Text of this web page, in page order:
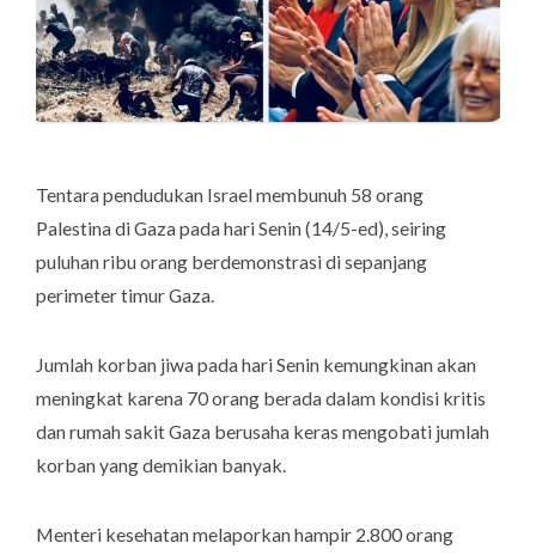
Tentara pendudukan Israel membunuh 58 orang
Palestina di Gaza pada hari Senin (14/5-ed), seiring
puluhan ribu orang berdemonstrasi di sepanjang
perimeter timur Gaza.
Jumlah korban jiwa pada hari Senin kemungkinan akan
meningkat karena 70 orang berada dalam kondisi kritis
dan rumah sakit Gaza berusaha keras mengobati jumlah
korban yang demikian banyak.
Menteri kesehatan melaporkan hampir 2.800 orang